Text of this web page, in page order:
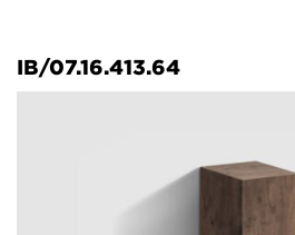
IB/07.16.413.64